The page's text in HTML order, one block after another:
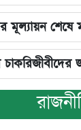
মূল্যায়ন শেষে